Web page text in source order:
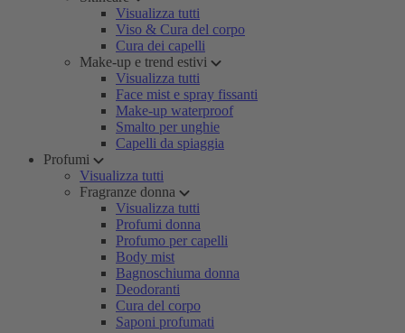
Visualizza tutti
Viso & Cura del corpo
Cura dei capelli
Make-up e trend estivi
Visualizza tutti
Face mist e spray fissanti
Make-up waterproof
Smalto per unghie
Capelli da spiaggia
Profumi
Visualizza tutti
Fragranze donna
Visualizza tutti
Profumi donna
Profumo per capelli
Body mist
Bagnoschiuma donna
Deodoranti
Cura del corpo
Saponi profumati